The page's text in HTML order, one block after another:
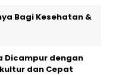
Bagi Kesehatan &
Dicampur dengan
dan Cepat